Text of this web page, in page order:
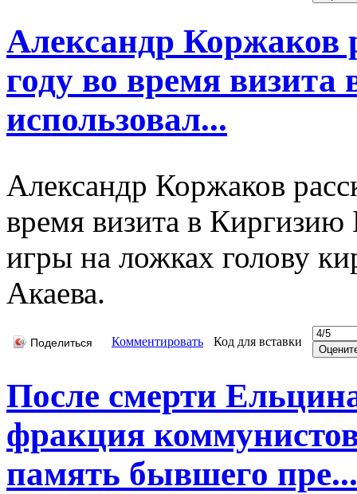
Александр Коржаков
году во время
использовал...
Александр Коржаков
время визита в Киргизию
игры на ложках голову
Акаева.
Поделиться Комментировать Код для вставки
После смерти
фракция
память бывшего пре...